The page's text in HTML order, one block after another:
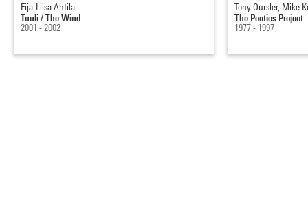
Eija-Liisa Ahtila
Tuuli / The Wind
2001 - 2002
Tony Oursler, Mike
The Poetics Project
1977 - 1997